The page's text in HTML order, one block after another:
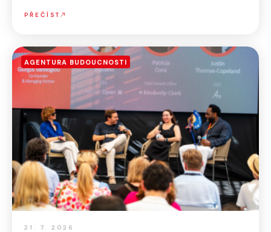
PŘEČÍST
AGENTURA BUDOUCNOSTI
21. 7. 2026